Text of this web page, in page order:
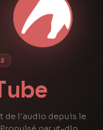
de l'audio depuis le